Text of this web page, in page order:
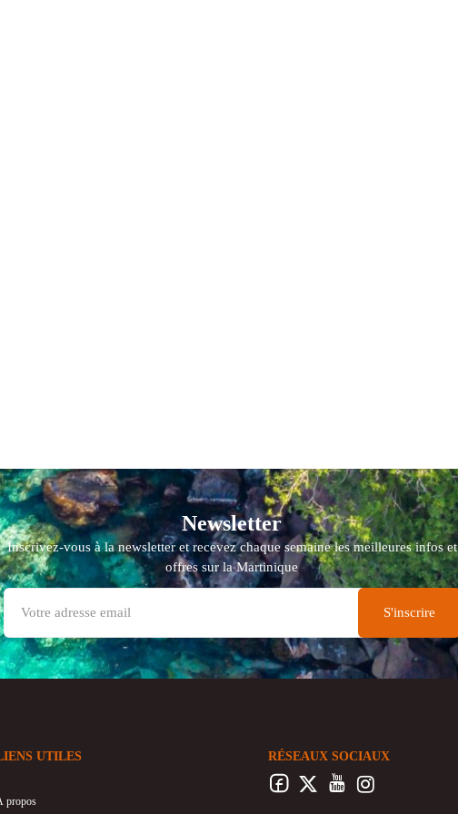
Newsletter
Inscrivez-vous à la newsletter et recevez chaque semaine les meilleures infos et
offres sur la Martinique
UTILES
propos
RÉSEAUX SOCIAUX